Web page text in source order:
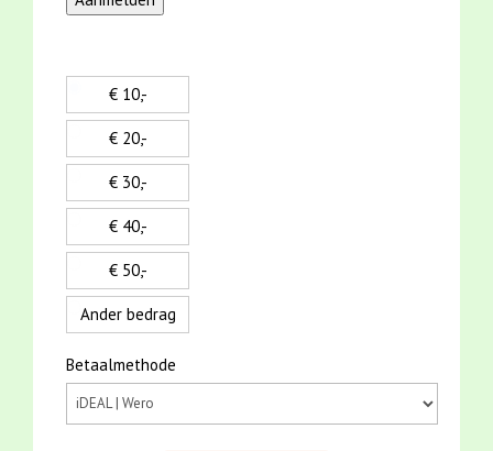
€ 10,-
€ 20,-
€ 30,-
€ 40,-
€ 50,-
Ander bedrag
Betaalmethode